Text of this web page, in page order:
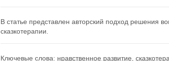
В статье представлен авторский подход решения
сказкотерапии.
Ключевые слова: нравственное развитие